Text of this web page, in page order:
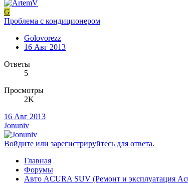
G
Проблема с кондиционером
Golovorezz
16 Авг 2013
Ответы
5
Просмотры
2K
16 Авг 2013
Jonuniv
Войдите или зарегистрируйтесь для ответа.
Главная
Форумы
Авто ACURA SUV (Ремонт и эксплуатация